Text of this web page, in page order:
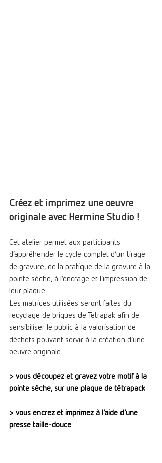
Créez et imprimez une oeuvre
originale avec Hermine Studio !
Cet atelier permet aux participants
d’appréhender le cycle complet d’un tirage
de gravure, de la pratique de la gravure à la
pointe sèche, à l’encrage et l’impression de
leur plaque.
Les matrices utilisées seront faites du
recyclage de briques de Tetrapak afin de
sensibiliser le public à la valorisation de
déchets pouvant servir à la création d’une
oeuvre originale.
> vous découpez et gravez votre motif à la
pointe sèche, sur une plaque de tétrapack
> vous encrez et imprimez à l’aide d’une
presse taille-douce